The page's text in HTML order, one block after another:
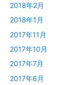
2018年2月
2018年1月
2017年11月
2017年10月
2017年7月
2017年6月